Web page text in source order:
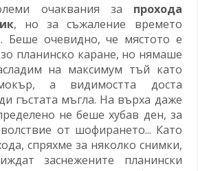
очаквания за прохода
, но за съжаление времето
Беше очевидно, че мястото е
планинско каране, но нямаше
на максимум тъй като
а видимостта доста
гъстата мъгла. На върха даже
не беше хубав ден, за
от шофирането... Като
спряхме за няколко снимки,
заснежените планински